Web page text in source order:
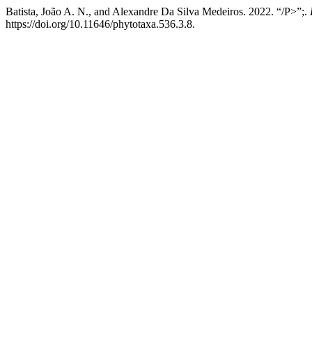
Batista, João A. N., and Alexandre Da Silva Medeiros. 2022. “/P>”;.
https://doi.org/10.11646/phytotaxa.536.3.8.